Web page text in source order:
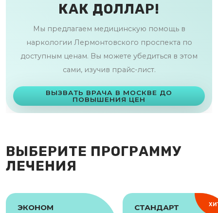
КАК ДОЛЛАР!
Мы предлагаем медицинскую помощь в
наркологии Лермонтовского проспекта по
доступным ценам. Вы можете убедиться в этом
сами, изучив прайс-лист.
ВЫЗВАТЬ ВРАЧА В МОСКВЕ ДО
ПОВЫШЕНИЯ ЦЕН
ВЫБЕРИТЕ ПРОГРАММУ
ЛЕЧЕНИЯ
ЭКОНОМ СТАНДАРТ